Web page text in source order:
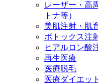
レーザー・高
トナ等）
美肌注射・肌
ボトックス注
ヒアルロン酸
再生医療
医療脱毛
医療ダイエット